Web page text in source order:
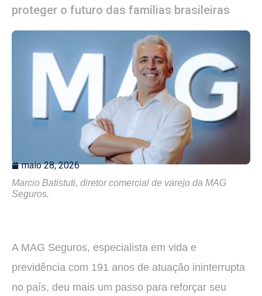
proteger o futuro das famílias brasileiras
maio 28, 2026
Marcio Batistuti, diretor comercial de varejo da MAG
Seguros.
A MAG Seguros, especialista em vida e
previdência com 191 anos de atuação ininterrupta
no país, deu mais um passo para reforçar seu